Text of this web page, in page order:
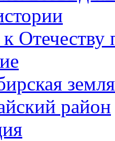
Отечеству
земля
район